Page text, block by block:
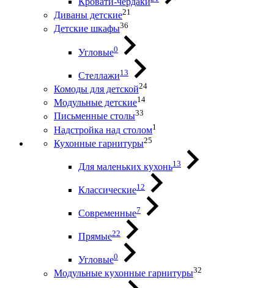
Диваны детские21
Детские шкафы36
Угловые0
Стеллажи13
Комоды для детской24
Модульные детские14
Письменные столы33
Надстройка над столом1
Кухонные гарнитуры25
Для маленьких кухонь13
Классические12
Современные7
Прямые22
Угловые0
Модульные кухонные гарнитуры32